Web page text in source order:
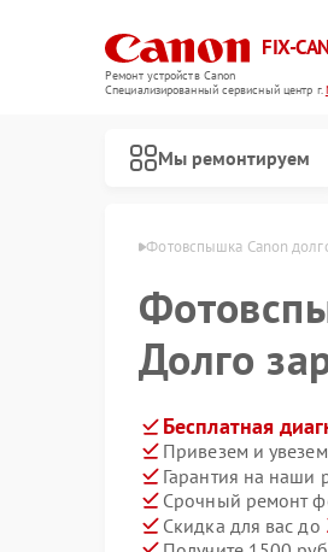
FIX-
Ремонт устройств Canon
Специализированный cервисный центр г.
Мы ремонтируем
в Мариуполе Фотовспышка Canon
Долго
Бесплатная
Привезем и
Гарантия на
Срочный ремонт
Скидка для вас до